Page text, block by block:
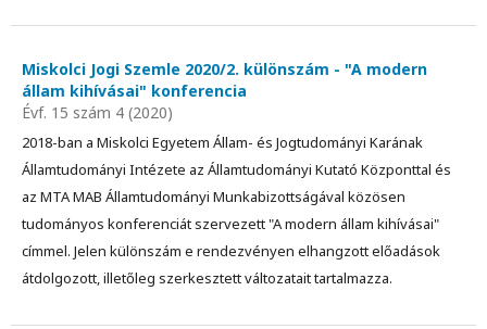
Miskolci Jogi Szemle 2020/2. különszám - "A modern
állam kihívásai" konferencia
Évf. 15 szám 4 (2020)
2018-ban a Miskolci Egyetem Állam- és Jogtudományi Karának
Államtudományi Intézete az Államtudományi Kutató Központtal és
az MTA MAB Államtudományi Munkabizottságával közösen
tudományos konferenciát szervezett "A modern állam kihívásai"
címmel. Jelen különszám e rendezvényen elhangzott előadások
átdolgozott, illetőleg szerkesztett változatait tartalmazza.